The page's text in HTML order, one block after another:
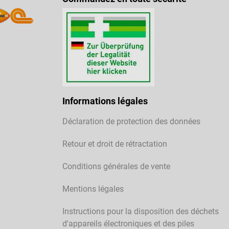
Informations légales
Déclaration de protection des données
Retour et droit de rétractation
Conditions générales de vente
Mentions légales
Instructions pour la disposition des déchets
d'appareils électroniques et des piles